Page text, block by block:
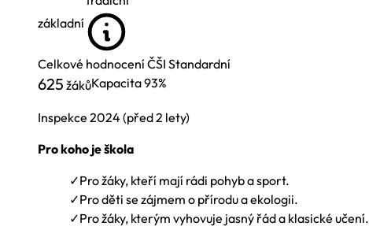
základní
Celkové hodnocení ČŠI Standardní
625 žákůKapacita93%
Inspekce 2024 (před 2 lety)
Pro koho je škola
✓Pro žáky, kteří mají rádi pohyb a sport.
✓Pro děti se zájmem o přírodu a ekologii.
✓Pro žáky, kterým vyhovuje jasný řád a klasické učení.